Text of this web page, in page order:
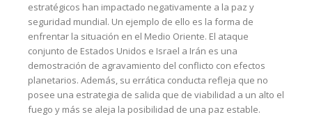
estratégicos han impactado negativamente a la paz y
seguridad mundial. Un ejemplo de ello es la forma de
enfrentar la situación en el Medio Oriente. El ataque
conjunto de Estados Unidos e Israel a Irán es una
demostración de agravamiento del conflicto con efectos
planetarios. Además, su errática conducta refleja que no
posee una estrategia de salida que de viabilidad a un alto el
fuego y más se aleja la posibilidad de una paz estable.